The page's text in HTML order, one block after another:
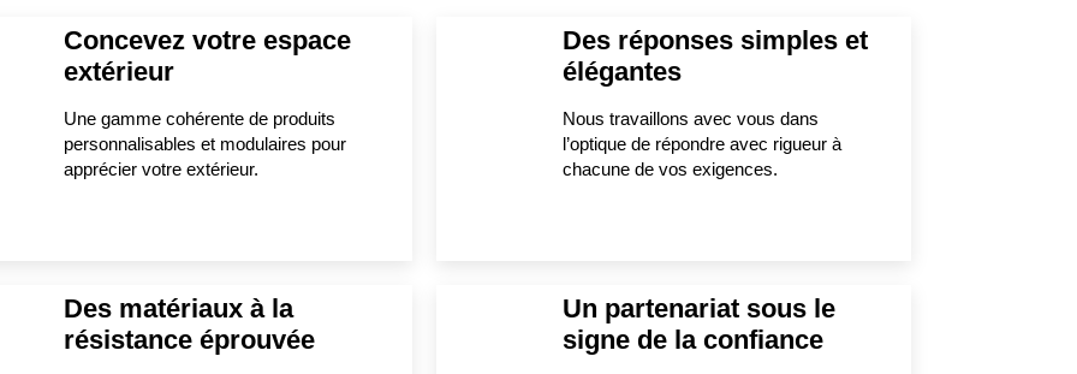
Concevez votre espace
extérieur
Une gamme cohérente de produits
personnalisables et modulaires pour
apprécier votre extérieur.
Des matériaux à la
résistance éprouvée
Des réponses simples et
élégantes
Nous travaillons avec vous dans
l’optique de répondre avec rigueur à
chacune de vos exigences.
Un partenariat sous le
signe de la confiance